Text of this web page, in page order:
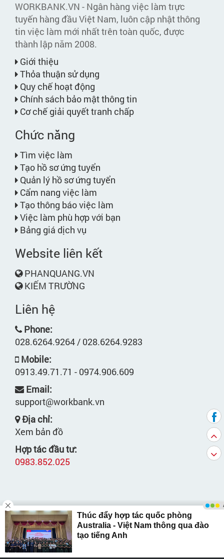
WORKBANK.VN - Ngân hàng việc làm trực
tuyến hàng đầu Việt Nam, luôn cập nhật thông
tin việc làm mới nhất trên toàn quốc, được
thành lập năm 2008.
Giới thiệu
Thỏa thuận sử dụng
Quy chế hoạt động
Chính sách bảo mật thông tin
Cơ chế giải quyết tranh chấp
Chức năng
Tìm việc làm
Tạo hồ sơ ứng tuyển
Quản lý hồ sơ ứng tuyển
Cẩm nang việc làm
Tạo thông báo việc làm
Việc làm phù hợp với bạn
Bảng giá dịch vụ
Website liên kết
PHANQUANG.VN
KIẾM TRƯỜNG
Liên hệ
Phone:
028.6264.9264 / 028.6264.9283
Mobile:
0913.49.71.71 - 0974.906.609
Email:
support@workbank.vn
Địa chỉ:
Xem bản đồ
Hợp tác đầu tư:
0983.852.025
Copyright © by WORKBANK.VN. All right reserved.
Giấy tiếp nhận: 246/PTTH&TTĐT của Cục PTTH-
TTĐT cấp ngày 7/11/2008.